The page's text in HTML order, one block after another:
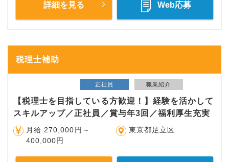
詳細を見る Web応募
税理士補助
正社員 職業紹介
【税理士を目指している方歓迎！】経験を活かして
スキルアップ／正社員／賞与年3回／福利厚生充実
月給 270,000円～
400,000円
東京都足立区